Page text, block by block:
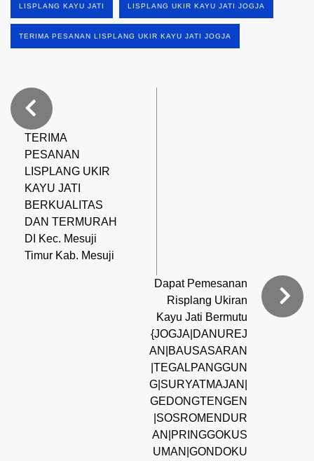
LISPLANG KAYU JATI LISPLANG UKIR KAYU JATI JOGJA
TERIMA PESANAN LISPLANG UKIR KAYU JATI JOGJA
TERIMA
PESANAN
LISPLANG UKIR
KAYU JATI
BERKUALITAS
DAN TERMURAH
DI Kec. Mesuji
Timur Kab. Mesuji
Dapat Pemesanan
Risplang Ukiran
Kayu Jati Bermutu
{JOGJA|DANUREJ
AN|BAUSASARAN
|TEGALPANGGUN
G|SURYATMAJAN|
GEDONGTENGEN
|SOSROMENDUR
AN|PRINGGOKUS
UMAN|GONDOKU